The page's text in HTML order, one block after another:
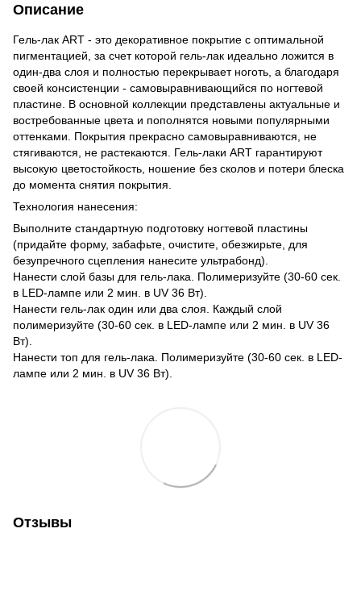
Описание
Гель-лак ART - это декоративное покрытие с оптимальной
пигментацией, за счет которой гель-лак идеально ложится в
один-два слоя и полностью перекрывает ноготь, а благодаря
своей консистенции - самовыравнивающийся по ногтевой
пластине. В основной коллекции представлены актуальные и
востребованные цвета и пополнятся новыми популярными
оттенками. Покрытия прекрасно самовыравниваются, не
стягиваются, не растекаются. Гель-лаки ART гарантируют
высокую цветостойкость, ношение без сколов и потери блеска
до момента снятия покрытия.
Технология нанесения:
Выполните стандартную подготовку ногтевой пластины
(придайте форму, забафьте, очистите, обезжирьте, для
безупречного сцепления нанесите ультрабонд).
Нанести слой базы для гель-лака. Полимеризуйте (30-60 сек.
в LED-лампе или 2 мин. в UV 36 Вт).
Нанести гель-лак один или два слоя. Каждый слой
полимеризуйте (30-60 сек. в LED-лампе или 2 мин. в UV 36
Вт).
Нанести топ для гель-лака. Полимеризуйте (30-60 сек. в LED-
лампе или 2 мин. в UV 36 Вт).
Отзывы